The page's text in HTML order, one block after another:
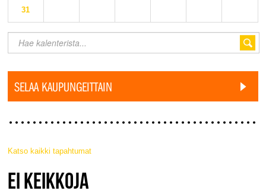
31
SELAA KAUPUNGEITTAIN
Katso kaikki tapahtumat
JAZZ FINLAND LIVE
EI KEIKKOJA